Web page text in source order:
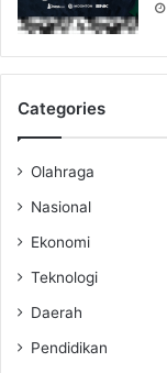
Categories
Olahraga
Nasional
Ekonomi
Teknologi
Daerah
Pendidikan